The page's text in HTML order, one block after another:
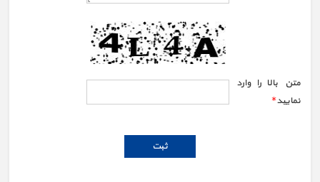
متن بالا را وارد
نماييد*